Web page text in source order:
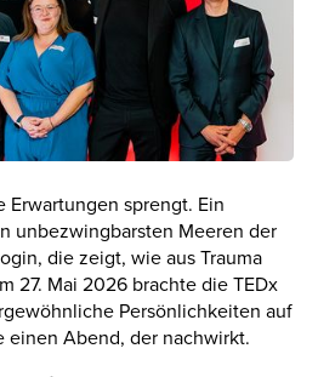
Erwartungen sprengt. Ein
unbezwingbarsten Meeren der
die zeigt, wie aus Trauma
27. Mai 2026 brachte die TEDx
Persönlichkeiten auf
Abend, der nachwirkt.